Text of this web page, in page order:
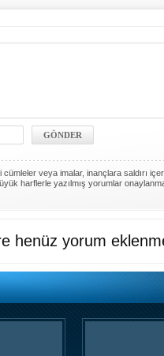
veya imalar, inançlara saldırı
harflerle yazılmış yorumlar
henüz yorum